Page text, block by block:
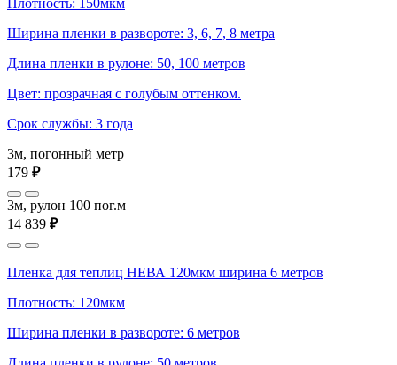
Ширина пленки в развороте: 3, 6, 7, 8 метра
Длина пленки в рулоне: 50, 100 метров
Цвет: прозрачная с голубым оттенком.
Срок службы: 3 года
3м, погонный метр
179 ₽
3м, рулон 100 пог.м
14 839 ₽
Пленка для теплиц НЕВА 120мкм ширина 6 метров
Плотность: 120мкм
Ширина пленки в развороте: 6 метров